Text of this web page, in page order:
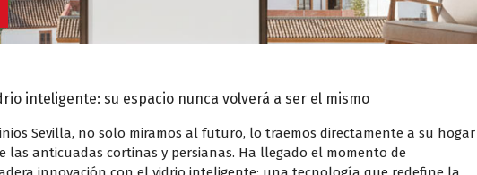
inteligente: su espacio nunca volverá a ser el mismo
Sevilla, no solo miramos al futuro, lo traemos directamente a su hogar
las anticuadas cortinas y persianas. Ha llegado el momento de